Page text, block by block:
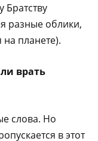
Братству
разные облики,
планете).
врать
слова. Но
в этот